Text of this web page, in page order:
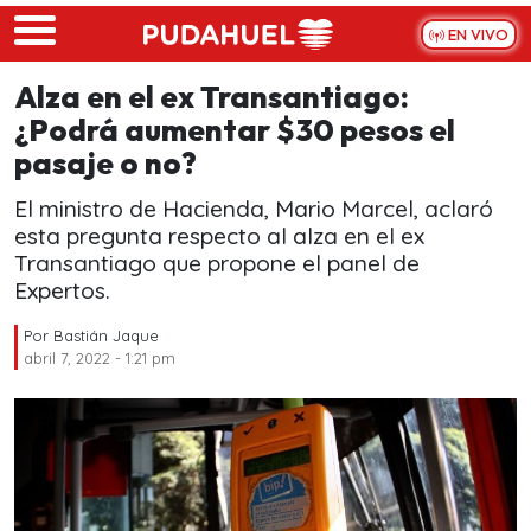
Skip to main content
EN VIVO
Alza en el ex Transantiago:
¿Podrá aumentar $30 pesos el
pasaje o no?
El ministro de Hacienda, Mario Marcel, aclaró
esta pregunta respecto al alza en el ex
Transantiago que propone el panel de
Expertos.
Por Bastián Jaque
abril 7, 2022 - 1:21 pm